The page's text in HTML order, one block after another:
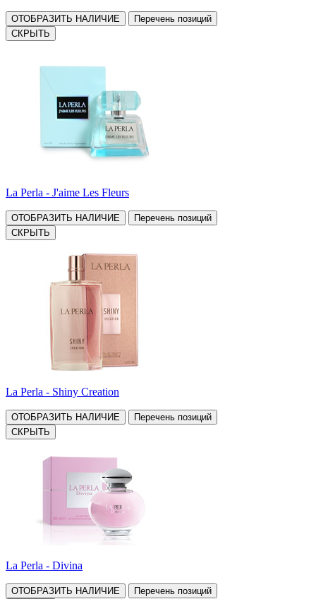
ОТОБРАЗИТЬ НАЛИЧИЕ
Перечень позиций
СКРЫТЬ
La Perla - J'aime Les Fleurs
ОТОБРАЗИТЬ НАЛИЧИЕ
Перечень позиций
СКРЫТЬ
La Perla - Shiny Creation
ОТОБРАЗИТЬ НАЛИЧИЕ
Перечень позиций
СКРЫТЬ
La Perla - Divina
ОТОБРАЗИТЬ НАЛИЧИЕ
Перечень позиций